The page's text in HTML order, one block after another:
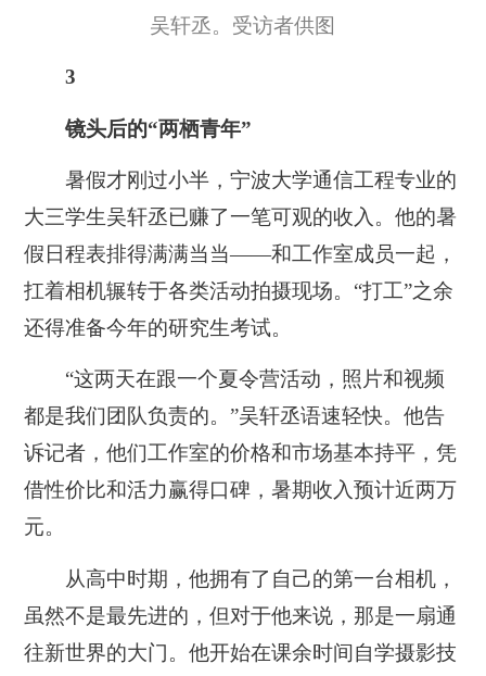
吴轩丞。受访者供图
3
镜头后的“两栖青年”
暑假才刚过小半，宁波大学通信工程专业的
大三学生吴轩丞已赚了一笔可观的收入。他的暑
假日程表排得满满当当——和工作室成员一起，
扛着相机辗转于各类活动拍摄现场。“打工”之余
还得准备今年的研究生考试。
“这两天在跟一个夏令营活动，照片和视频
都是我们团队负责的。”吴轩丞语速轻快。他告
诉记者，他们工作室的价格和市场基本持平，凭
借性价比和活力赢得口碑，暑期收入预计近两万
元。
从高中时期，他拥有了自己的第一台相机，
虽然不是最先进的，但对于他来说，那是一扇通
往新世界的大门。他开始在课余时间自学摄影技